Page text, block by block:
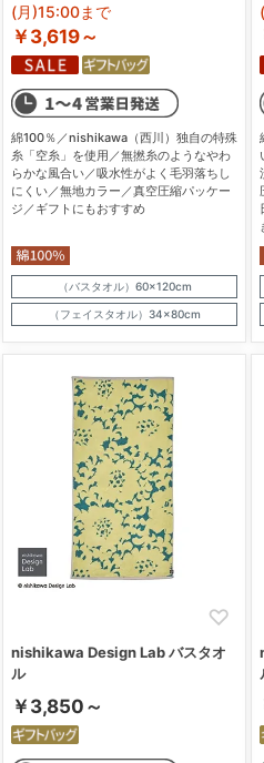
(月)15:00まで
￥3,619～
綿100％／nishikawa（西川）独自の特殊
糸「空糸」を使用／無撚糸のようなやわ
らかな風合い／吸水性がよく毛羽落ちし
にくい／無地カラー／真空圧縮パッケー
ジ／ギフトにもおすすめ
（バスタオル）60×120cm
（フェイスタオル）34×80cm
nishikawa Design Lab バスタオ
ル
￥3,850～